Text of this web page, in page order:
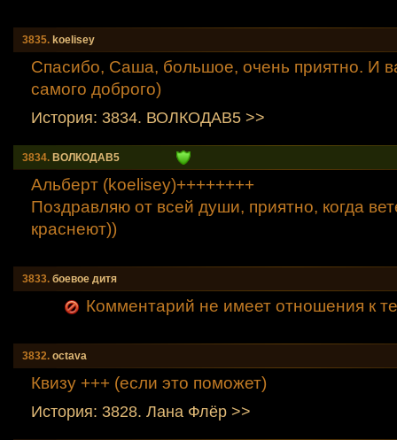
3835. koelisey
Спасибо, Саша, большое, очень приятно. И
самого доброго)
История: 3834. ВОЛКОДАВ5 >>
3834. ВОЛКОДАВ5
Альберт (koelisey)++++++++
Поздравляю от всей души, приятно, когда
краснеют))
3833. боевое дитя
Комментарий не имеет отношения к
3832. octava
Квизу +++ (если это поможет)
История: 3828. Лана Флёр >>